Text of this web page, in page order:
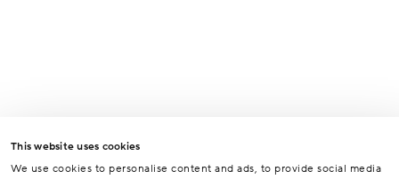
This website uses cookies
We use cookies to personalise content and ads, to provide social media